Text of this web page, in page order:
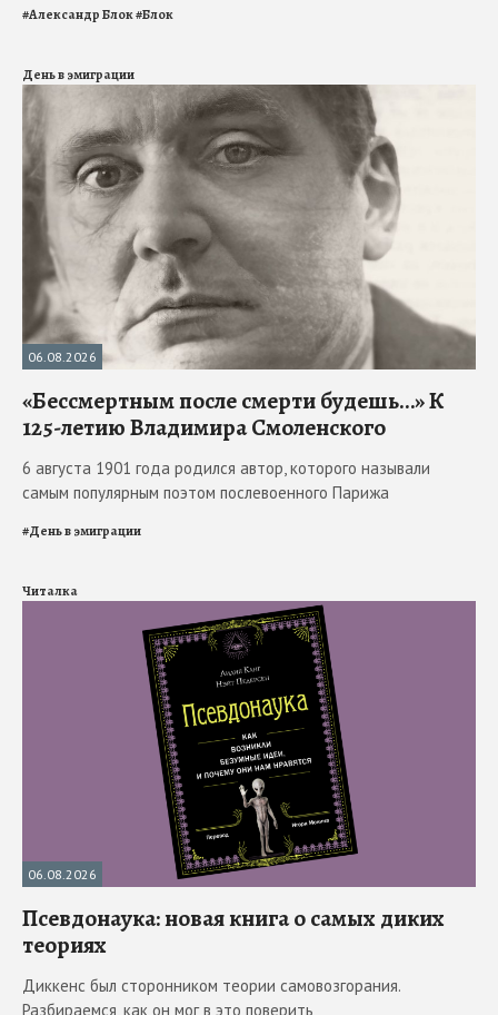
#Александр Блок#Блок
День в эмиграции
06.08.2026
«Бессмертным после смерти будешь…» К
125-летию Владимира Смоленского
6 августа 1901 года родился автор, которого называли
самым популярным поэтом послевоенного Парижа
#День в эмиграции
Читалка
06.08.2026
Псевдонаука: новая книга о самых диких
теориях
Диккенс был сторонником теории самовозгорания.
Разбираемся, как он мог в это поверить